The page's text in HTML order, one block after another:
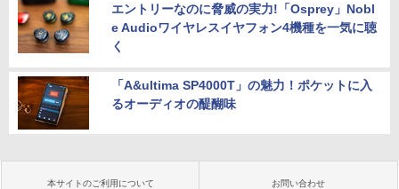
エントリーなのに脅威の実力!「Osprey」Nobl
e Audioワイヤレスイヤフォン4機種を一気に聴
く
「A&ultima SP4000T」の魅力！ポケットに入
るオーディオの醍醐味
本サイトのご利用について お問い合わせ